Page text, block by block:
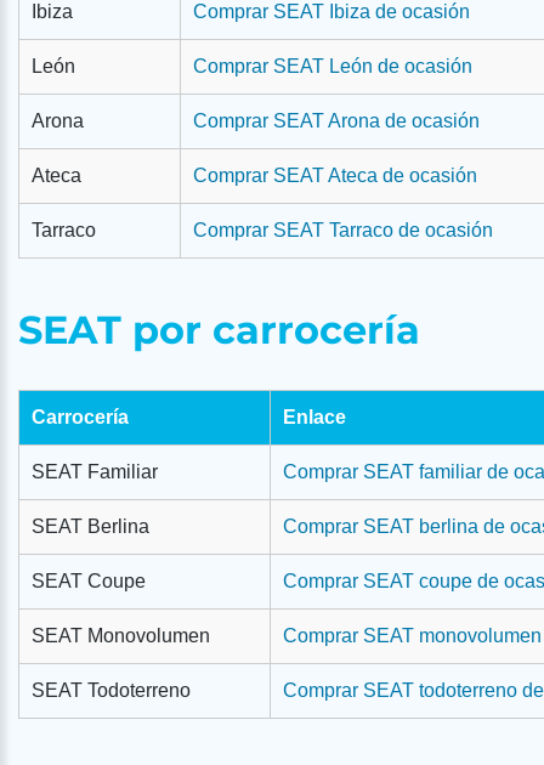
Ibiza Comprar SEAT Ibiza de ocasión
León Comprar SEAT León de ocasión
Arona Comprar SEAT Arona de ocasión
Ateca Comprar SEAT Ateca de ocasión
Tarraco Comprar SEAT Tarraco de ocasión
SEAT por carrocería
Carrocería Enlace
SEAT Familiar Comprar SEAT familiar de
SEAT Berlina Comprar SEAT berlina de
SEAT Coupe Comprar SEAT coupe de
SEAT Monovolumen Comprar SEAT
SEAT Todoterreno Comprar SEAT todoterreno